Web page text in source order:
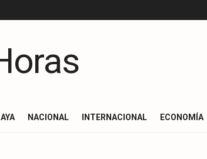
NACIONAL INTERNACIONAL ECONOMÍA